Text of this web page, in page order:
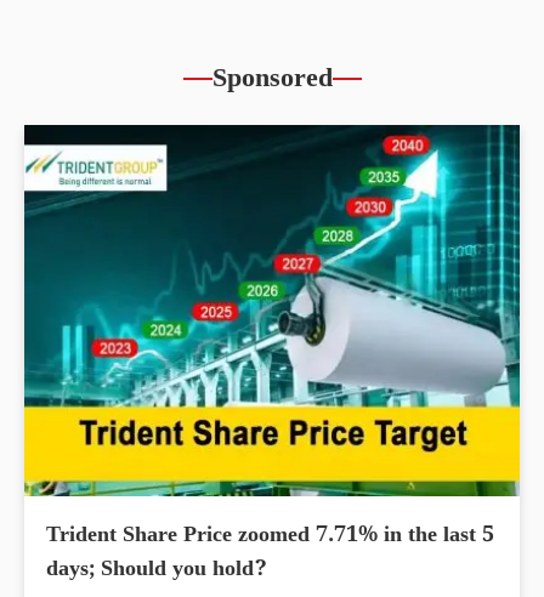
Sponsored
Trident Share Price zoomed 7.71% in the last 5
days; Should you hold?